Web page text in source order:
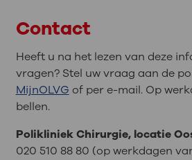
Contact
Heeft u na het lezen van deze
vragen? Stel uw vraag aan de
MijnOLVG of per e-mail. Op
bellen.
Polikliniek Chirurgie, locatie
020 510 88 80 (op werkdagen